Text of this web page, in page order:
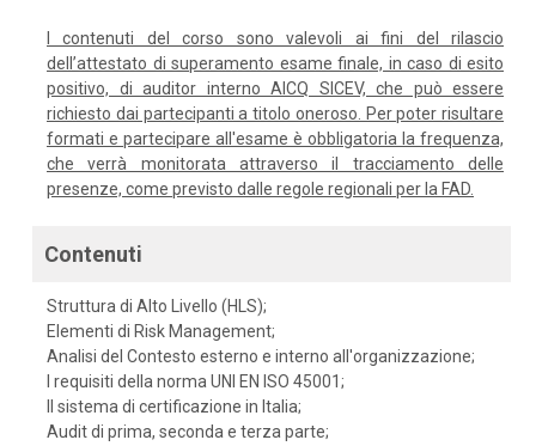
I contenuti del corso sono valevoli ai fini del rilascio
dell’attestato di superamento esame finale, in caso di esito
positivo, di auditor interno AICQ SICEV, che può essere
richiesto dai partecipanti a titolo oneroso. Per poter risultare
formati e partecipare all'esame è obbligatoria la frequenza,
che verrà monitorata attraverso il tracciamento delle
presenze, come previsto dalle regole regionali per la FAD.
Contenuti
Struttura di Alto Livello (HLS);
Elementi di Risk Management;
Analisi del Contesto esterno e interno all'organizzazione;
I requisiti della norma UNI EN ISO 45001;
Il sistema di certificazione in Italia;
Audit di prima, seconda e terza parte;